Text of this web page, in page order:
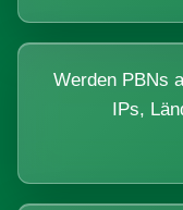
Werden PBNs
IPs,